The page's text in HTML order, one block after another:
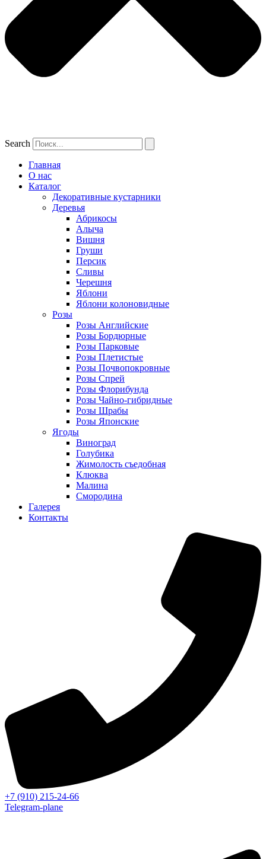
Search
Главная
О нас
Каталог
Декоративные кустарники
Деревья
Абрикосы
Алыча
Вишня
Груши
Персик
Сливы
Черешня
Яблони
Яблони колоновидные
Розы
Розы Английские
Розы Бордюрные
Розы Парковые
Розы Плетистые
Розы Почвопокровные
Розы Спрей
Розы Флорибунда
Розы Чайно-гибридные
Розы Шрабы
Розы Японские
Ягоды
Виноград
Голубика
Жимолость съедобная
Клюква
Малина
Смородина
Галерея
Контакты
+7 (910) 215-24-66
Telegram-plane